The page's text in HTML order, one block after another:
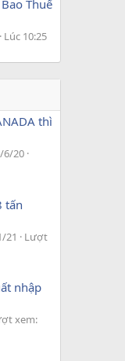
Thuế
Lúc 10:25
thì
6/20
tấn
21
Lượt
nhập
xem: